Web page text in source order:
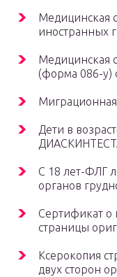
Медицинская
иностранных
Медицинская
(форма 086-у)
Миграционная
Дети в
С 18 лет-ФЛГ
органов
Сертификат о
страницы
Ксерокопия
двух сторон